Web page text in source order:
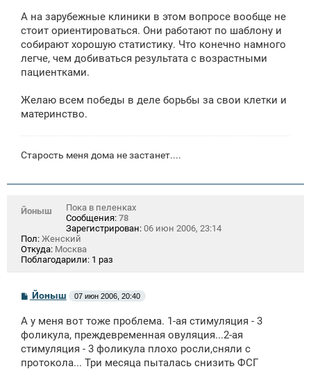
А на зарубежные клиники в этом вопросе вообще не
стоит ориентироваться. Они работают по шаблону и
собирают хорошую статистику. Что конечно намного
легче, чем добиваться результата с возрастными
пациентками.
Желаю всем победы в деле борьбы за свои клетки и
материнство.
Старость меня дома не застанет....
Йоныш
Пока в пеленках
Сообщения: 78
Зарегистрирован: 06 июн 2006, 23:14
Пол: Женский
Откуда: Москва
Поблагодарили: 1 раз
С
б
щ
н
и
Йоныш 07 июн 2006, 20:40
А у меня вот тоже проблема. 1-ая стимуляция - 3
фоликула, преждевременная овуляция...2-ая
стимуляция - 3 фоликула плохо росли,сняли с
протокола... Три месяца пыталась снизить ФСГ